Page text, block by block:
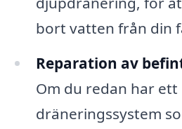
bort vatten från din
Reparation av
Om du redan har ett
dräneringssystem